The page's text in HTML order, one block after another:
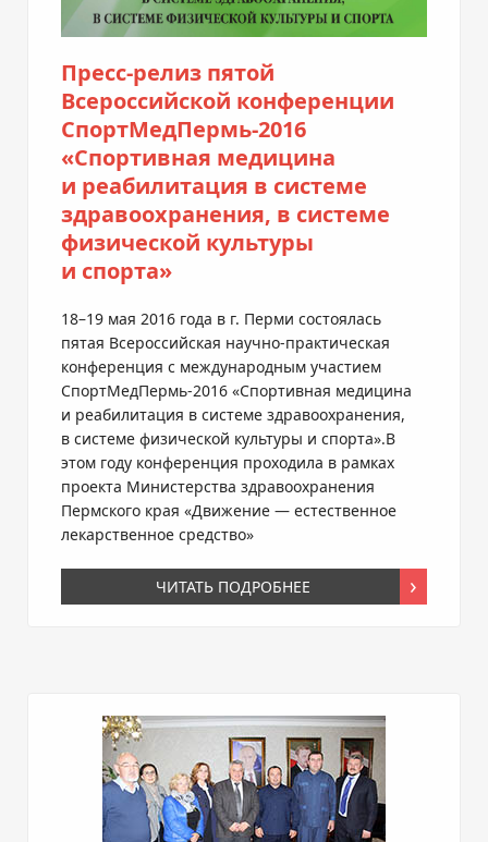
Пресс-релиз пятой
Всероссийской конференции
СпортМедПермь-2016
«Спортивная медицина
и реабилитация в системе
здравоохранения, в системе
физической культуры
и спорта»
18–19 мая 2016 года в г. Перми состоялась
пятая Всероссийская научно-практическая
конференция с международным участием
СпортМедПермь-2016 «Спортивная медицина
и реабилитация в системе здравоохранения,
в системе физической культуры и спорта».В
этом году конференция проходила в рамках
проекта Министерства здравоохранения
Пермского края «Движение — естественное
лекарственное средство»
ЧИТАТЬ ПОДРОБНЕЕ